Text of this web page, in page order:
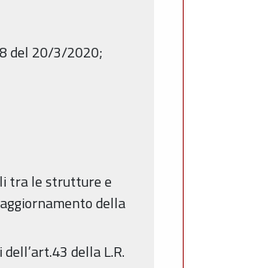
del 20/3/2020;
tra le strutture e
della
della L.R.